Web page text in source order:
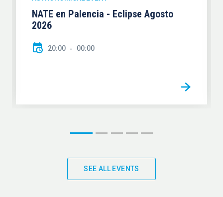
NATE en Palencia - Eclipse Agosto
2026
20:00 00:00
SEE ALL EVENTS